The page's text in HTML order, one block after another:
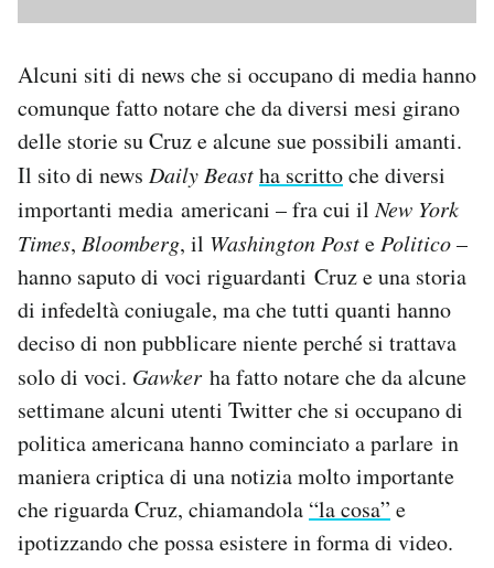
Alcuni siti di news che si occupano di media hanno
comunque fatto notare che da diversi mesi girano
delle storie su Cruz e alcune sue possibili amanti.
Il sito di news Daily Beastha scrittoche diversi
importanti media americani – fra cui ilNew York
Times, Bloomberg, il Washington Poste Politico–
hanno saputo di voci riguardanti Cruz e una storia
di infedeltà coniugale, ma che tutti quanti hanno
deciso di non pubblicare niente perché si trattava
solo di voci. Gawker ha fatto notare che da alcune
settimane alcuni utenti Twitter che si occupano di
politica americana hanno cominciato a parlare in
maniera criptica di una notizia molto importante
che riguarda Cruz, chiamandola “la cosa” e
ipotizzando che possa esistere in forma di video.